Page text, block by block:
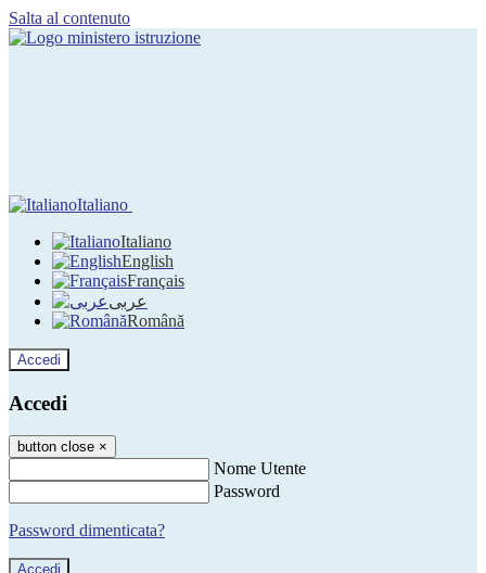
Salta al contenuto
Italiano
Italiano
English
Français
عربى
Română
Accedi
Accedi
button close ×
Nome Utente
Password
Password dimenticata?